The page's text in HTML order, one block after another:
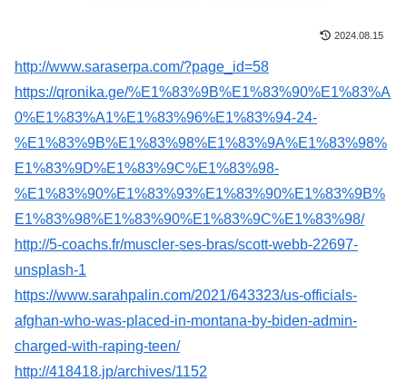
2024.08.15
http://www.saraserpa.com/?page_id=58
https://qronika.ge/%E1%83%9B%E1%83%90%E1%83%A
0%E1%83%A1%E1%83%96%E1%83%94-24-
%E1%83%9B%E1%83%98%E1%83%9A%E1%83%98%
E1%83%9D%E1%83%9C%E1%83%98-
%E1%83%90%E1%83%93%E1%83%90%E1%83%9B%
E1%83%98%E1%83%90%E1%83%9C%E1%83%98/
http://5-coachs.fr/muscler-ses-bras/scott-webb-22697-
unsplash-1
https://www.sarahpalin.com/2021/643323/us-officials-
afghan-who-was-placed-in-montana-by-biden-admin-
charged-with-raping-teen/
http://418418.jp/archives/1152